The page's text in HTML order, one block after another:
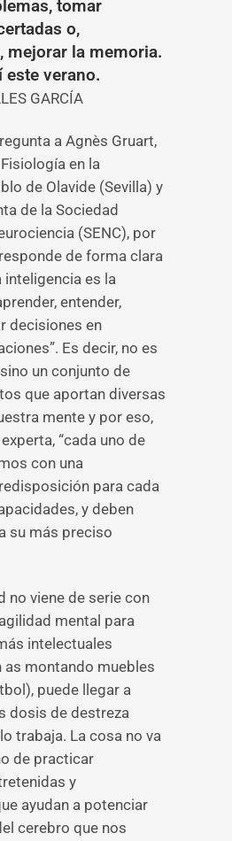
tomar
o,
mejorar la memoria.
este verano.
GARCÍA
a Agnès Gruart,
en la
de Olavide (Sevilla) y
de la Sociedad
(SENC), por
de forma clara
inteligencia es la
entender,
decisiones en
Es decir, no es
un conjunto de
que aportan diversas
mente y por eso,
“cada uno de
con una
para cada
y deben
su más preciso
no viene de serie con
mental para
intelectuales
as montando muebles
puede llegar a
dosis de destreza
trabaja. La cosa no va
de practicar
y
ayudan a potenciar
cerebro que nos